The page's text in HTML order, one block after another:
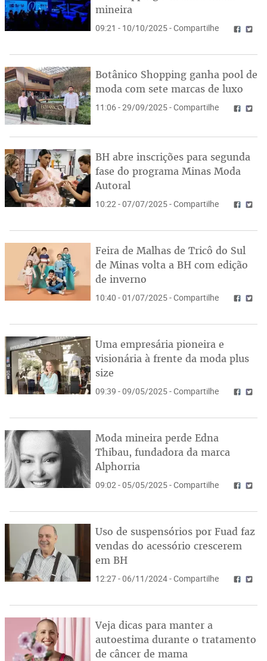
mineira
09:21 - 10/10/2025 - Compartilhe
Botânico Shopping ganha pool de
moda com sete marcas de luxo
11:06 - 29/09/2025 - Compartilhe
BH abre inscrições para segunda
fase do programa Minas Moda
Autoral
10:22 - 07/07/2025 - Compartilhe
Feira de Malhas de Tricô do Sul
de Minas volta a BH com edição
de inverno
10:40 - 01/07/2025 - Compartilhe
Uma empresária pioneira e
visionária à frente da moda plus
size
09:39 - 09/05/2025 - Compartilhe
Moda mineira perde Edna
Thibau, fundadora da marca
Alphorria
09:02 - 05/05/2025 - Compartilhe
Uso de suspensórios por Fuad faz
vendas do acessório crescerem
em BH
12:27 - 06/11/2024 - Compartilhe
Veja dicas para manter a
autoestima durante o tratamento
de câncer de mama